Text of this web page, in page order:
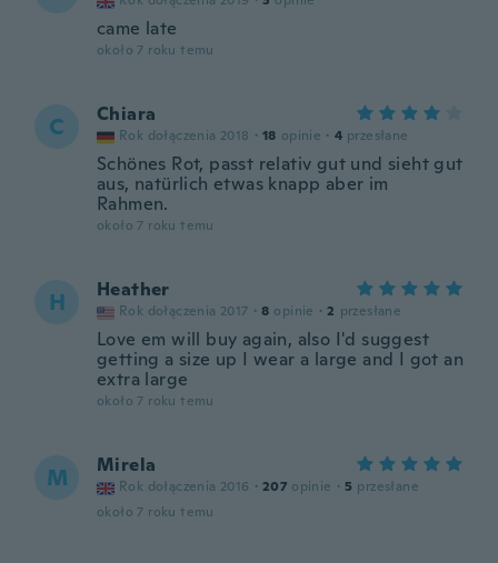
came late
około 7 roku temu
C Chiara
Rok dołączenia 2018 · 18 opinie · 4 przesłane
Schönes Rot, passt relativ gut und sieht gut
aus, natürlich etwas knapp aber im
Rahmen.
około 7 roku temu
H Heather
Rok dołączenia 2017 · 8 opinie · 2 przesłane
Love em will buy again, also I'd suggest
getting a size up I wear a large and I got an
extra large
około 7 roku temu
M Mirela
Rok dołączenia 2016 · 207 opinie · 5 przesłane
około 7 roku temu